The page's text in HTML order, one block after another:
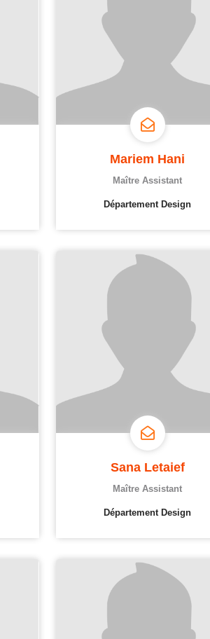
Mariem Hani
Maître Assistant
Département Design
Sana Letaief
Maître Assistant
Département Design